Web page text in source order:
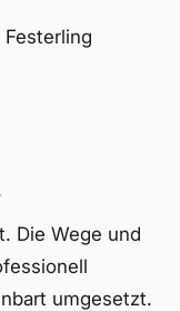
Festerling
Die Wege und
umgesetzt.